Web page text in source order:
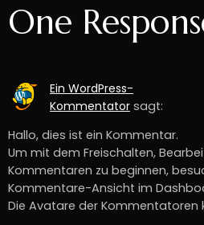
One
Ein WordPress-
Kommentator sagt:
Hallo, dies ist ein Kommentar.
Um mit dem Freischalten,
Kommentaren zu beginnen,
Kommentare-Ansicht im
Die Avatare der Kommentatoren